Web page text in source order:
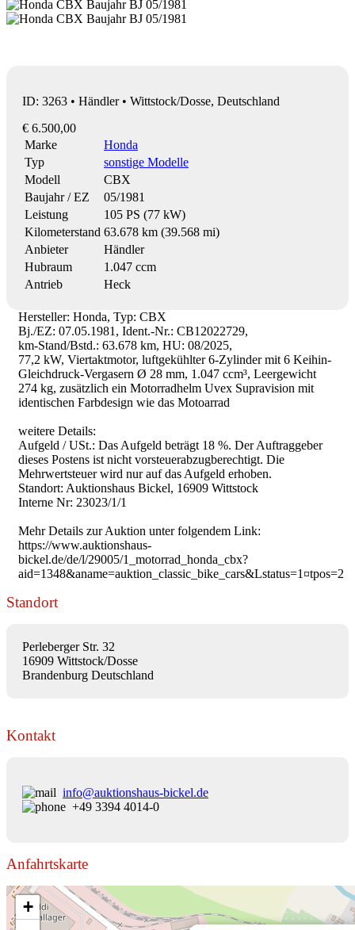
ID: 3263 • Händler • Wittstock/Dosse, Deutschland
€ 6.500,00
Marke
Honda
Typ
sonstige Modelle
Modell
CBX
Baujahr / EZ
05/1981
Leistung
105 PS (77 kW)
Kilometerstand 63.678 km (39.568 mi)
Anbieter
Händler
Hubraum
1.047 ccm
Antrieb
Heck
Hersteller: Honda, Typ: CBX
Bj./EZ: 07.05.1981, Ident.-Nr.: CB12022729,
km-Stand/Bstd.: 63.678 km, HU: 08/2025,
77,2 kW, Viertaktmotor, luftgekühlter 6-Zylinder mit 6 Keihin-
Gleichdruck-Vergasern Ø 28 mm, 1.047 ccm³, Leergewicht
274 kg, zusätzlich ein Motorradhelm Uvex Supravision mit
identischen Farbdesign wie das Motoarrad
weitere Details:
Aufgeld / USt.: Das Aufgeld beträgt 18 %. Der Auftraggeber
dieses Postens ist nicht vorsteuerabzugberechtigt. Die
Mehrwertsteuer wird nur auf das Aufgeld erhoben.
Standort: Auktionshaus Bickel, 16909 Wittstock
Interne Nr: 23023/1/1
Mehr Details zur Auktion unter folgendem Link:
https://www.auktionshaus-
bickel.de/de/l/29005/1_motorrad_honda_cbx?
aid=1348&aname=auktion_classic_bike_cars&Lstatus=1¤tpos=2
Standort
Perleberger Str. 32
16909 Wittstock/Dosse
Brandenburg Deutschland
Kontakt
info@auktionshaus-bickel.de
+49 3394 4014-0
Anfahrtskarte
+